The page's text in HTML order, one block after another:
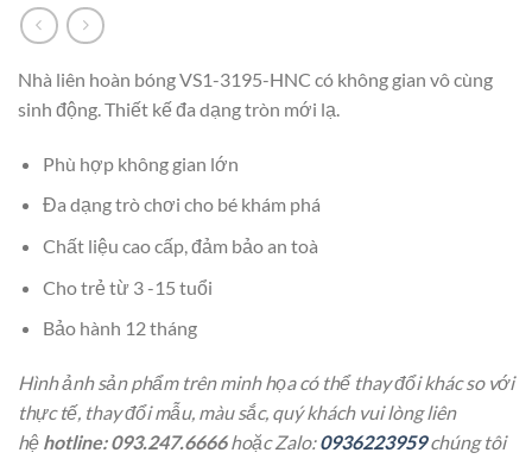
Nhà liên hoàn bóng VS1-3195-HNC có không gian vô cùng
sinh động. Thiết kế đa dạng tròn mới lạ.
Phù hợp không gian lớn
Đa dạng trò chơi cho bé khám phá
Chất liệu cao cấp, đảm bảo an toà
Cho trẻ từ 3 -15 tuổi
Bảo hành 12 tháng
Hình ảnh sản phẩm trên minh họa có thể thay đổi khác so với
thực tế, thay đổi mẫu, màu sắc, quý khách vui lòng liên
hệ hotline: 093.247.6666hoặc Zalo:0936223959chúng tôi